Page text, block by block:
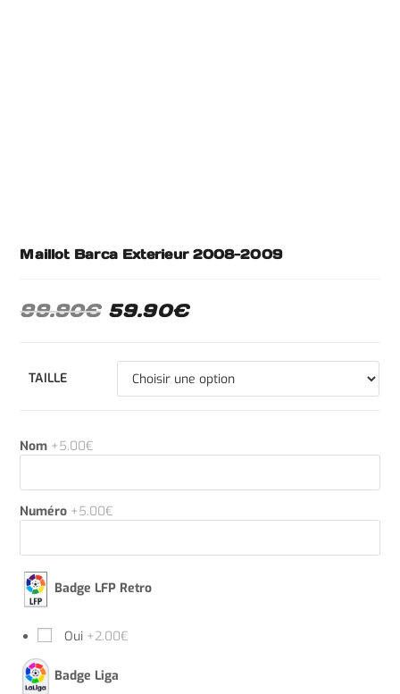
Maillot Barca Exterieur 2008-2009
99.90€ 59.90€
TAILLE
Nom +5.00€
Numéro +5.00€
Badge LFP Retro
Oui +2.00€
Badge Liga